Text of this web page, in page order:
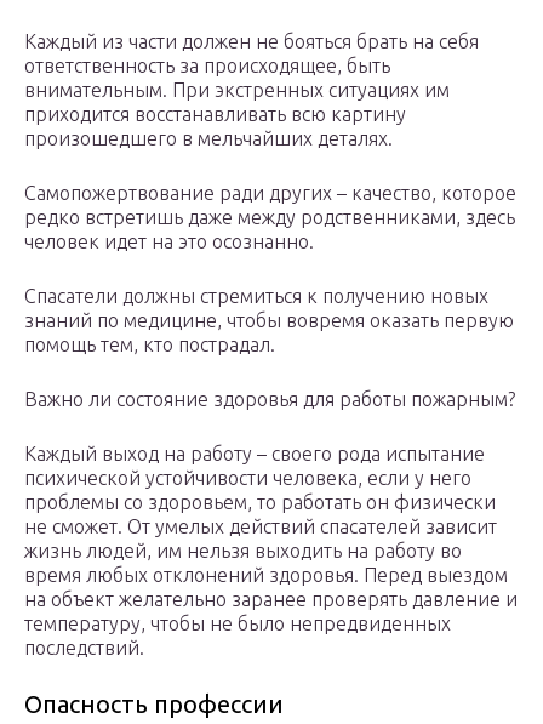
Каждый из части должен не бояться брать на себя
ответственность за происходящее, быть
внимательным. При экстренных ситуациях им
приходится восстанавливать всю картину
произошедшего в мельчайших деталях.
Самопожертвование ради других – качество, которое
редко встретишь даже между родственниками, здесь
человек идет на это осознанно.
Спасатели должны стремиться к получению новых
знаний по медицине, чтобы вовремя оказать первую
помощь тем, кто пострадал.
Важно ли состояние здоровья для работы пожарным?
Каждый выход на работу – своего рода испытание
психической устойчивости человека, если у него
проблемы со здоровьем, то работать он физически
не сможет. От умелых действий спасателей зависит
жизнь людей, им нельзя выходить на работу во
время любых отклонений здоровья. Перед выездом
на объект желательно заранее проверять давление и
температуру, чтобы не было непредвиденных
последствий.
Опасность профессии